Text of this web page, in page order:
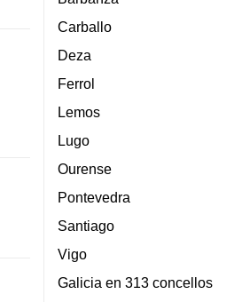
Carballo
Deza
Ferrol
Lemos
Lugo
Ourense
Pontevedra
Santiago
Vigo
Galicia en 313 concellos